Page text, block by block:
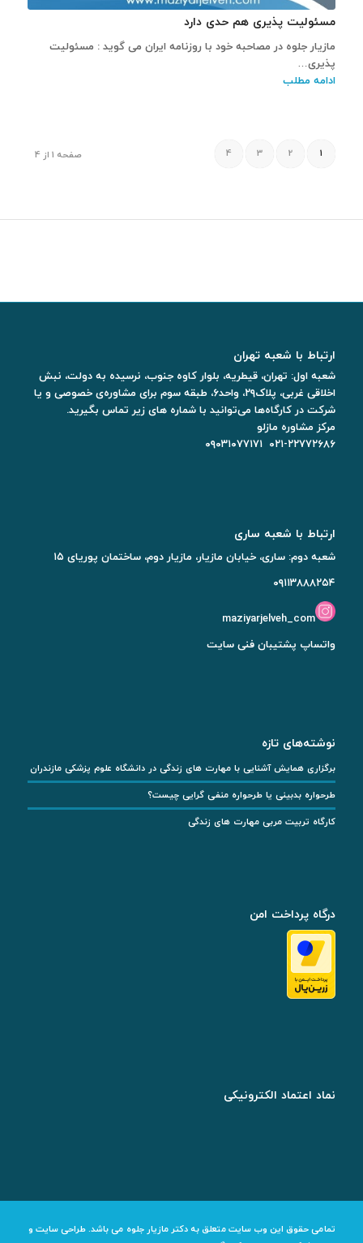
مسئولیت پذیری هم حدی دارد
مازیار جلوه در مصاحبه خود با روزنامه ایران می گوید : مسئولیت
پذیری…
ادامه مطلب
صفحه 1 از 4 1
2
3
4
ارتباط با شعبه تهران
شعبه اول: تهران، قیطریه، بلوار کاوه جنوب، نرسیده به دولت، نبش
اخلاقی غربی، پلاک۲۹، واحد۶، طبقه سوم برای مشاوره‌ی خصوصی و یا
شرکت در کارگاه‌ها می‌توانید با شماره های زیر تماس بگیرید.
مرکز مشاوره مازلو
۰۲۱-۲۲۷۷۲۶۸۶ ۰۹۰۳۱۰۷۷۱۷۱
ارتباط با شعبه ساری
شعبه دوم: ساری، خیابان مازیار، مازیار دوم، ساختمان پوریای ۱۵
۰۹۱۱۳۸۸۸۲۵۴
maziyarjelveh_com
واتساپ پشتیبان فنی سایت
نوشته‌های تازه
برگزاری همایش آشنایی با مهارت های زندگی در دانشگاه علوم پزشکی مازندران
طرحواره بدبینی یا طرحواره منفی‌ گرایی چیست؟
کارگاه تربیت مربی مهارت های زندگی
درگاه پرداخت امن
نماد اعتماد الکترونیکی
تمامی حقوق این وب سایت متعلق به دکتر مازیار جلوه می باشد. طراحی سایت و